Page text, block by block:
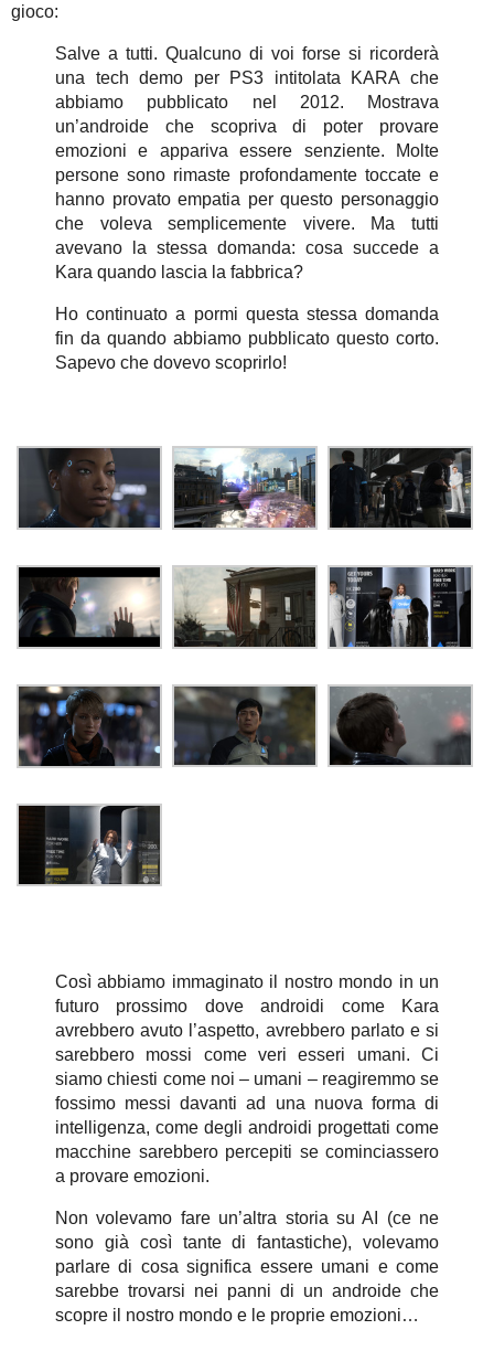
gioco:
Salve a tutti. Qualcuno di voi forse si ricorderà
una tech demo per PS3 intitolata KARA che
abbiamo pubblicato nel 2012. Mostrava
un’androide che scopriva di poter provare
emozioni e appariva essere senziente. Molte
persone sono rimaste profondamente toccate e
hanno provato empatia per questo personaggio
che voleva semplicemente vivere. Ma tutti
avevano la stessa domanda: cosa succede a
Kara quando lascia la fabbrica?
Ho continuato a pormi questa stessa domanda
fin da quando abbiamo pubblicato questo corto.
Sapevo che dovevo scoprirlo!
Così abbiamo immaginato il nostro mondo in un
futuro prossimo dove androidi come Kara
avrebbero avuto l’aspetto, avrebbero parlato e si
sarebbero mossi come veri esseri umani. Ci
siamo chiesti come noi – umani – reagiremmo se
fossimo messi davanti ad una nuova forma di
intelligenza, come degli androidi progettati come
macchine sarebbero percepiti se cominciassero
a provare emozioni.
Non volevamo fare un’altra storia su AI (ce ne
sono già così tante di fantastiche), volevamo
parlare di cosa significa essere umani e come
sarebbe trovarsi nei panni di un androide che
scopre il nostro mondo e le proprie emozioni…